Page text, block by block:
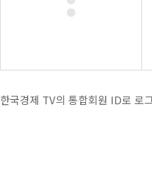
한국경제 TV의 통합회원 ID로 로